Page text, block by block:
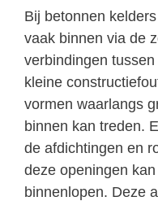
Bij betonnen
vaak binnen via de
verbindingen
kleine
vormen waarlangs
binnen kan treden.
de afdichtingen en
deze openingen
binnenlopen. Deze